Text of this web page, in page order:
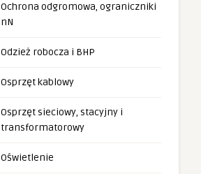
Ochrona odgromowa, ograniczniki
nN
Odzież robocza i BHP
Osprzęt kablowy
Osprzęt sieciowy, stacyjny i
transformatorowy
Oświetlenie